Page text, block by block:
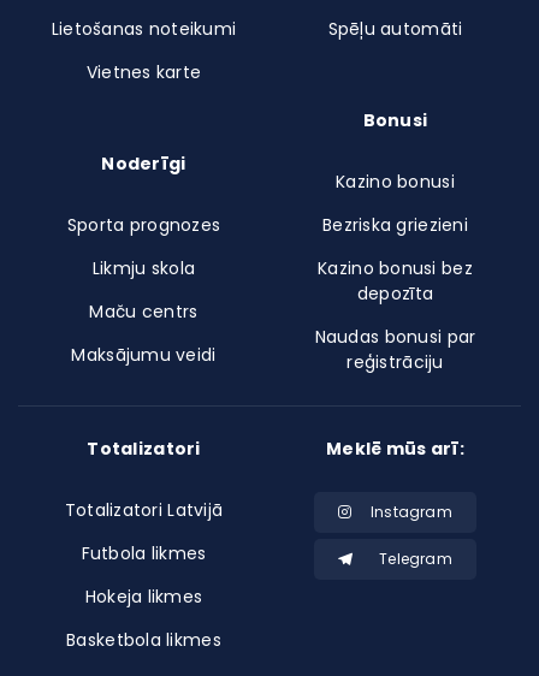
Lietošanas noteikumi
Vietnes karte
Noderīgi
Sporta prognozes
Likmju skola
Maču centrs
Maksājumu veidi
Spēļu automāti
Bonusi
Kazino bonusi
Bezriska griezieni
Kazino bonusi bez
depozīta
Naudas bonusi par
reģistrāciju
Totalizatori
Totalizatori Latvijā
Futbola likmes
Hokeja likmes
Basketbola likmes
Meklē mūs arī:
Instagram
Telegram